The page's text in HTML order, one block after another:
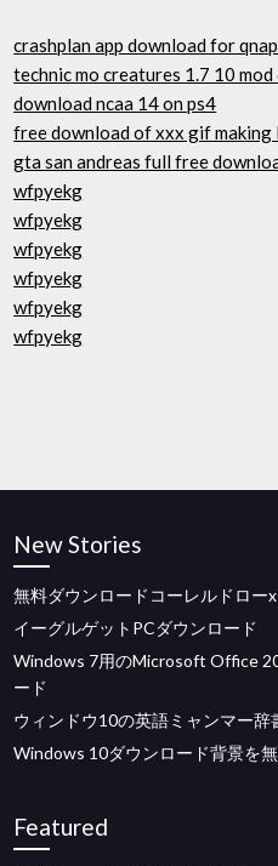
crashplan app download for qnap
technic mo creatures 1.7 10
download ncaa 14 on ps4
free download of xxx gif making
gta san andreas full free
wfpyekg
wfpyekg
wfpyekg
wfpyekg
wfpyekg
wfpyekg
New Stories
無料ダウンロードコーレルドロー
イーグルゲットPCダウンロード
Windows 7用のMicrosoft Office
ード
ウィンドウ10の英語ミャンマー辞
Windows 10ダウンロード背景を
Featured